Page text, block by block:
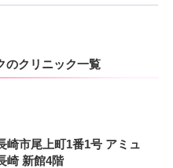
のクリニック一覧
崎市尾上町1番1号 アミュ
崎 新館4階